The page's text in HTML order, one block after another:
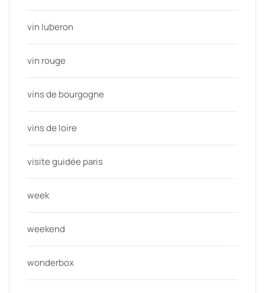
vin luberon
vin rouge
vins de bourgogne
vins de loire
visite guidée paris
week
weekend
wonderbox